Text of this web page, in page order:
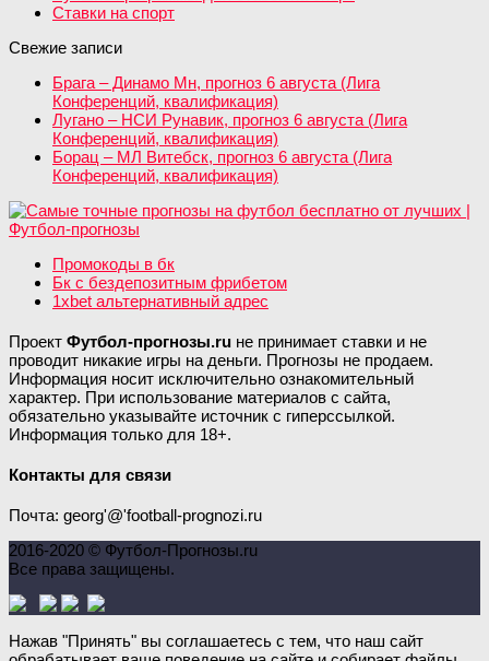
Ставки на спорт
Свежие записи
Брага – Динамо Мн, прогноз 6 августа (Лига
Конференций, квалификация)
Лугано – НСИ Рунавик, прогноз 6 августа (Лига
Конференций, квалификация)
Борац – МЛ Витебск, прогноз 6 августа (Лига
Конференций, квалификация)
Промокоды в бк
Бк с бездепозитным фрибетом
1xbet альтернативный адрес
Проект Футбол-прогнозы.ru не принимает ставки и не
проводит никакие игры на деньги. Прогнозы не продаем.
Информация носит исключительно ознакомительный
характер. При использование материалов с сайта,
обязательно указывайте источник с гиперссылкой.
Информация только для 18+.
Контакты для связи
Почта: georg'@'football-prognozi.ru
2016-2020 © Футбол-Прогнозы.ru
Все права защищены.
Нажав "Принять" вы соглашаетесь с тем, что наш сайт